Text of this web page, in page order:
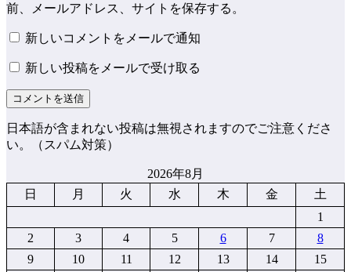
前、メールアドレス、サイトを保存する。
新しいコメントをメールで通知
新しい投稿をメールで受け取る
日本語が含まれない投稿は無視されますのでご注意くださ
い。（スパム対策）
2026年8月
日
月 火 水 木 金
土
1
2
3 4 5 6 7
8
9
10 11 12 13 14
15